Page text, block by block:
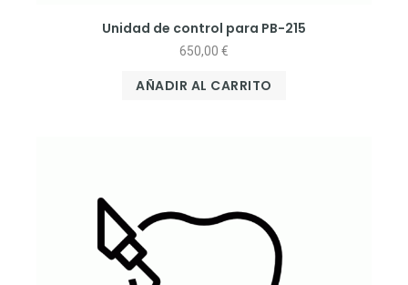
Unidad de control para PB-215
650,00 €
AÑADIR AL CARRITO